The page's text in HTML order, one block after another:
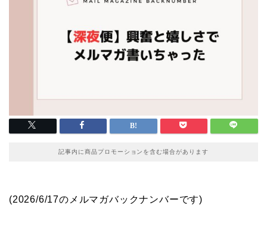
記事内に商品プロモーションを含む場合があります
(2026/6/17のメルマガバックナンバーです)